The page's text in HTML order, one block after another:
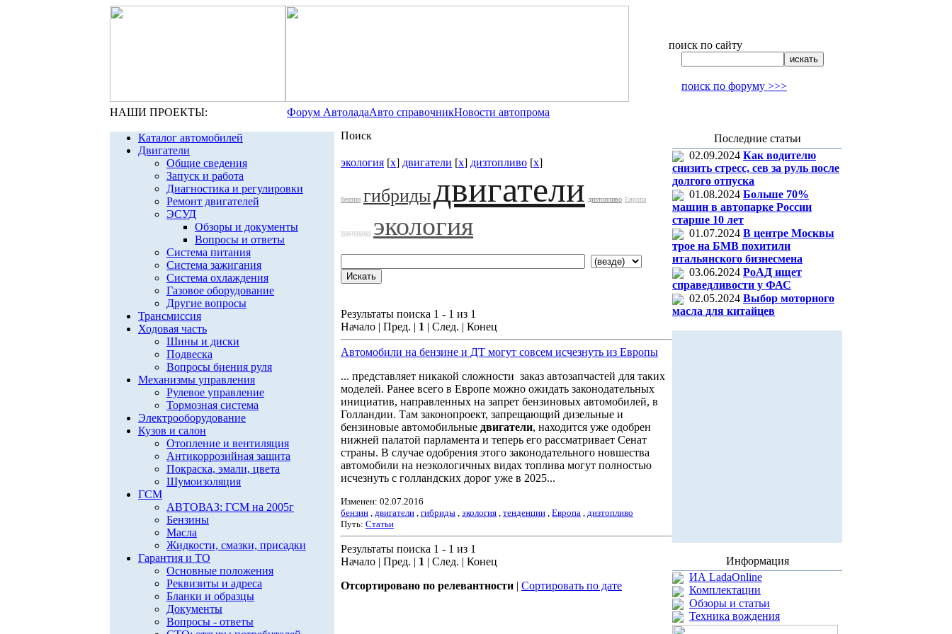
поиск по сайту
поиск по форуму >>>
НАШИ ПРОЕКТЫ: Форум АвтоладаАвто справочникНовости автопрома
Каталог автомобилей
Двигатели
Общие сведения
Запуск и работа
Диагностика и регулировки
Ремонт двигателей
ЭСУД
Обзоры и документы
Вопросы и ответы
Система питания
Система зажигания
Система охлаждения
Газовое оборудование
Другие вопросы
Трансмиссия
Ходовая часть
Шины и диски
Подвеска
Вопросы биения руля
Механизмы управления
Рулевое управление
Тормозная система
Электрооборудование
Кузов и салон
Отопление и вентиляция
Антикоррозийная защита
Покраска, эмали, цвета
Шумоизоляция
ГСМ
АВТОВАЗ: ГСМ на 2005г
Бензины
Масла
Жидкости, смазки, присадки
Гарантия и ТО
Основные положения
Реквизиты и адреса
Бланки и образцы
Документы
Вопросы - ответы
Поиск
экология [x] двигатели [x] дизтопливо [x]
бензин гибридыдвигатели дизтопливо Европа
тенденции экология
Результаты поиска 1 - 1 из 1
Начало | Пред. | 1 | След. | Конец
Автомобили на бензине и ДТ могут совсем исчезнуть из Европы
... представляет никакой сложности заказ автозапчастей для таких
моделей. Ранее всего в Европе можно ожидать законодательных
инициатив, направленных на запрет бензиновых автомобилей, в
Голландии. Там законопроект, запрещающий дизельные и
бензиновые автомобильные двигатели, находится уже одобрен
нижней палатой парламента и теперь его рассматривает Сенат
страны. В случае одобрения этого законодательного новшества
автомобили на неэкологичных видах топлива могут полностью
исчезнуть с голландских дорог уже в 2025...
Изменен: 02.07.2016
бензин , двигатели , гибриды , экология , тенденции , Европа , дизтопливо
Путь: Статьи
Результаты поиска 1 - 1 из 1
Начало | Пред. | 1 | След. | Конец
Отсортировано по релевантности | Сортировать по дате
Последние статьи
02.09.2024 Как водителю
снизить стресс, сев за руль после
долгого отпуска
01.08.2024 Больше 70%
машин в автопарке России
старше 10 лет
01.07.2024 В центре Москвы
трое на БМВ похитили
итальянского бизнесмена
03.06.2024 РоАД ищет
справедливости у ФАС
02.05.2024 Выбор моторного
масла для китайцев
Информация
ИА LadaOnline
Комплектации
Обзоры и статьи
Техника вождения